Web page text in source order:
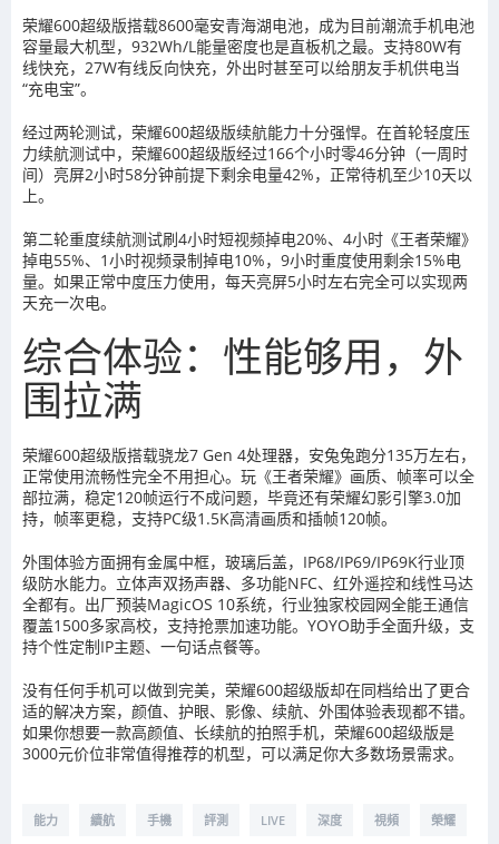
荣耀600超级版搭载8600毫安青海湖电池，成为目前潮流手机电池
容量最大机型，932Wh/L能量密度也是直板机之最。支持80W有
线快充，27W有线反向快充，外出时甚至可以给朋友手机供电当
“充电宝”。
经过两轮测试，荣耀600超级版续航能力十分强悍。在首轮轻度压
力续航测试中，荣耀600超级版经过166个小时零46分钟（一周时
间）亮屏2小时58分钟前提下剩余电量42%，正常待机至少10天以
上。
第二轮重度续航测试刷4小时短视频掉电20%、4小时《王者荣耀》
掉电55%、1小时视频录制掉电10%，9小时重度使用剩余15%电
量。如果正常中度压力使用，每天亮屏5小时左右完全可以实现两
天充一次电。
综合体验：性能够用，外
围拉满
荣耀600超级版搭载骁龙7 Gen 4处理器，安兔兔跑分135万左右，
正常使用流畅性完全不用担心。玩《王者荣耀》画质、帧率可以全
部拉满，稳定120帧运行不成问题，毕竟还有荣耀幻影引擎3.0加
持，帧率更稳，支持PC级1.5K高清画质和插帧120帧。
外围体验方面拥有金属中框，玻璃后盖，IP68/IP69/IP69K行业顶
级防水能力。立体声双扬声器、多功能NFC、红外遥控和线性马达
全都有。出厂预装MagicOS 10系统，行业独家校园网全能王通信
覆盖1500多家高校，支持抢票加速功能。YOYO助手全面升级，支
持个性定制IP主题、一句话点餐等。
没有任何手机可以做到完美，荣耀600超级版却在同档给出了更合
适的解决方案，颜值、护眼、影像、续航、外围体验表现都不错。
如果你想要一款高颜值、长续航的拍照手机，荣耀600超级版是
3000元价位非常值得推荐的机型，可以满足你大多数场景需求。
能力 續航 手機 評測 LIVE 深度 視頻 榮耀